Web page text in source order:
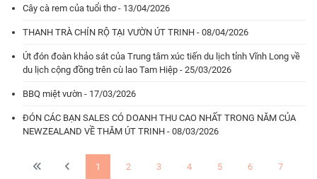
Cây cà rem của tuổi thơ - 13/04/2026
THANH TRÀ CHÍN RỘ TẠI VƯỜN ÚT TRINH - 08/04/2026
Út đón đoàn khảo sát của Trung tâm xúc tiến du lịch tỉnh Vĩnh Long về
du lịch cộng đồng trên cù lao Tam Hiệp - 25/03/2026
BBQ miệt vườn - 17/03/2026
ĐÓN CÁC BẠN SALES CÓ DOANH THU CAO NHẤT TRONG NĂM CỦA
NEWZEALAND VỀ THĂM ÚT TRINH - 08/03/2026
1 2 3 4 5 6 7